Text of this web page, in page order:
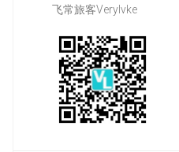
飞常旅客Verylvke